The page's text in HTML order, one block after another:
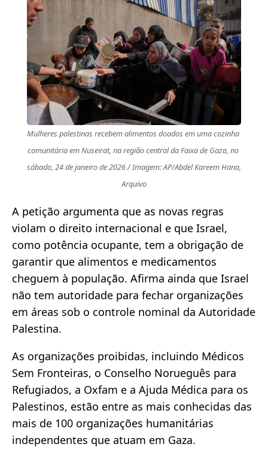
Mulheres palestinas recebem alimentos doados em uma cozinha
comunitária em Nuseirat, na região central da Faixa de Gaza, no
sábado, 24 de janeiro de 2026 / Imagem: AP/Abdel Kareem Hana,
Arquivo
A petição argumenta que as novas regras
violam o direito internacional e que Israel,
como potência ocupante, tem a obrigação de
garantir que alimentos e medicamentos
cheguem à população. Afirma ainda que Israel
não tem autoridade para fechar organizações
em áreas sob o controle nominal da Autoridade
Palestina.
As organizações proibidas, incluindo Médicos
Sem Fronteiras, o Conselho Norueguês para
Refugiados, a Oxfam e a Ajuda Médica para os
Palestinos, estão entre as mais conhecidas das
mais de 100 organizações humanitárias
independentes que atuam em Gaza.